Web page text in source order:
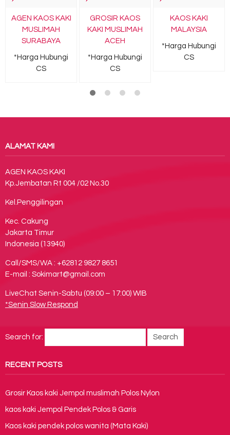
AGEN KAOS KAKI
MUSLIMAH
SURABAYA
*Harga Hubungi
CS
GROSIR KAOS
KAKI MUSLIMAH
ACEH
*Harga Hubungi
CS
KAOS KAKI
MALAYSIA
*Harga Hubungi
CS
ALAMAT KAMI
AGEN KAOS KAKI
Kp.Jembatan Rt 004 /02 No.30
Kel.Penggilingan
Kec. Cakung
Jakarta Timur
Indonesia (13940)
Call/SMS/WA : +62812 9827 8651
E-mail : Sokimart@gmail.com
LiveChat Senin-Sabtu (09:00 – 17:00) WIB
*Senin Slow Respond
Search for:
RECENT POSTS
Grosir Kaos kaki Jempol muslimah Polos Nylon
kaos kaki Jempol Pendek Polos & Garis
Kaos kaki pendek polos wanita (Mata Kaki)